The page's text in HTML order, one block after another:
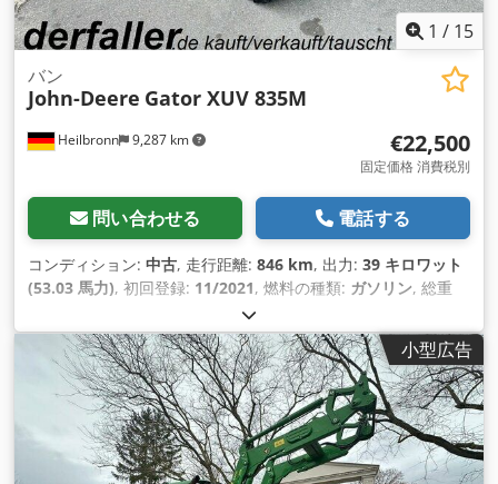
1 / 15
Heilbronn 9,287 km
バン
John-Deere Gator XUV 835M
€22,500
固定価格 消費税別
問い合わせる 電話する
コンディション: 中古, 走行距離: 846 km, 出力: 39 キロワット
(53.03 馬力), 初回登録: 11/2021, 燃料の種類: ガソリン, 総重
, 次回検査（TÜV）:
緑色, 変速方式:機械式, サスペンション:その他, 座席数:2, 稼
働時間:846 h, 装備:キャビン, 全輪駆動, 追加ヘッドライト,
小型広告